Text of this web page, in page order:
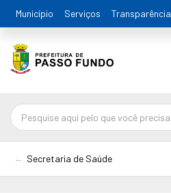
Município Serviços Transparência
Secretaria de Saúde